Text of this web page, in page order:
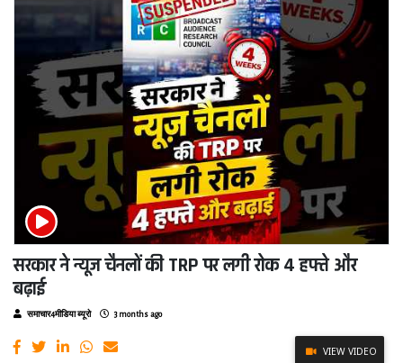
सरकार ने न्यूज चैनलों की TRP पर लगी रोक 4 हफ्ते और
बढ़ाई
समाचार4मीडिया ब्यूरो 3 months ago
VIEW VIDEO